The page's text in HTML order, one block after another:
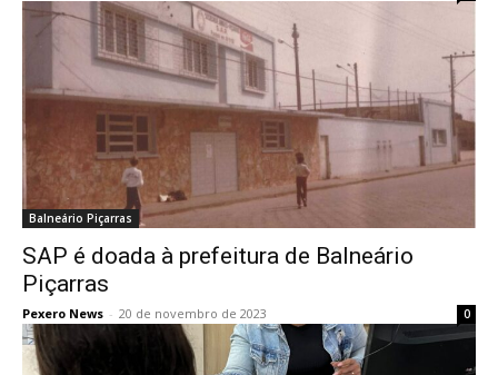
Balneário Piçarras
SAP é doada à prefeitura de Balneário
Piçarras
Pexero News - 20 de novembro de 2023 0